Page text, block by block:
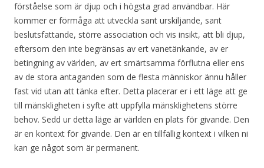
förståelse som är djup och i högsta grad användbar. Här
kommer er förmåga att utveckla sant urskiljande, sant
beslutsfattande, större association och vis insikt, att bli djup,
eftersom den inte begränsas av ert vanetänkande, av er
betingning av världen, av ert smärtsamma förflutna eller ens
av de stora antaganden som de flesta människor ännu håller
fast vid utan att tänka efter. Detta placerar er i ett läge att ge
till mänskligheten i syfte att uppfylla mänsklighetens större
behov. Sedd ur detta läge är världen en plats för givande. Den
är en kontext för givande. Den är en tillfällig kontext i vilken ni
kan ge något som är permanent.